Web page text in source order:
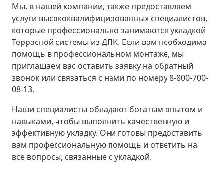
Мы, в нашей компании, также предоставляем
услуги высококвалифицированных специалистов,
которые профессионально занимаются укладкой
Террасной системы из ДПК. Если вам необходима
помощь в профессиональном монтаже, мы
приглашаем вас оставить заявку на обратный
звонок или связаться с нами по номеру 8-800-700-
08-13.
Наши специалисты обладают богатым опытом и
навыками, чтобы выполнить качественную и
эффективную укладку. Они готовы предоставить
вам профессиональную помощь и ответить на
все вопросы, связанные с укладкой.